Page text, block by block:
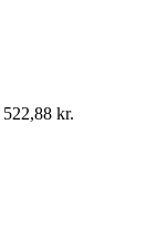
522,88 kr.